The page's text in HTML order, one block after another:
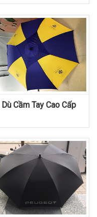
Dù Cầm Tay Cao Cấp